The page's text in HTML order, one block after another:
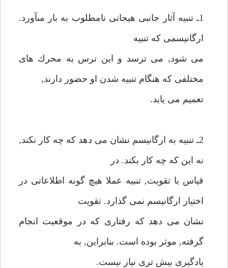
1ـ تنبيه آثار جانبى هيجانى نامطلوب به بار مىآورد.
ارگانيسمى كه تنبيه
مى شود, مى ترسد و اين ترس به محرك هاى
مختلفى كه هنگام تنبيه شدن او حضور دارند,
تعميم مى يابد.
2ـ تنبيه به ارگانيسم نشان مى دهد كه چه كار نكند,
نه اين كه چه كار بكند. در
قياس با تقويت, تنبيه عملا هيچ گونه اطلاعاتى در
اختيار ارگانيسم نمى گذارد. تقويت
نشان مى دهد كه رفتارى كه در موقعيت انجام
گرفته, موثر بوده است. بنابراين, به
يادگيرى بيش ترى نياز نيست.